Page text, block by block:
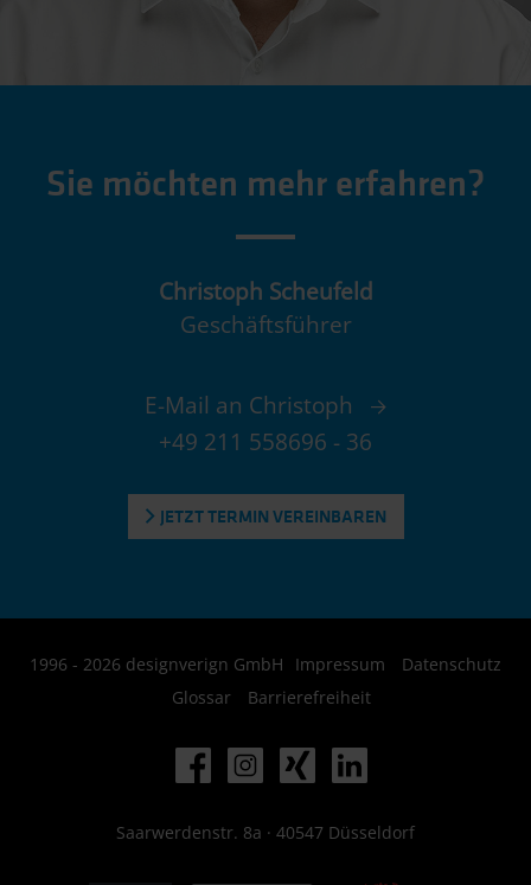
Sie möchten mehr erfahren?
Christoph Scheufeld
Geschäftsführer
E-Mail an Christoph
+49 211 558696 - 36
JETZT TERMIN VEREINBAREN
1996 - 2026 designverign GmbH Impressum
Datenschutz
Glossar
Barrierefreiheit
Saarwerdenstr. 8a · 40547 Düsseldorf